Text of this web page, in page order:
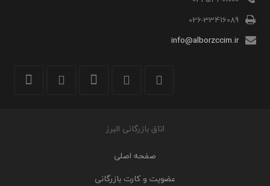
026-33416089
info@alborzccim.ir
اتاق بازرگانی البرز
صفحه اصلی
عضویت و کارت بازرگانی